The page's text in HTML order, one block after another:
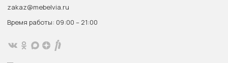
zakaz@mebelvia.ru
Время работы: 09:00 – 21:00